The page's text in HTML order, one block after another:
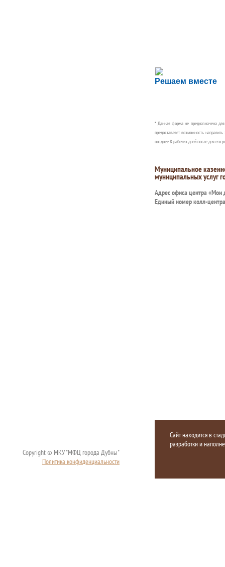
Решаем вместе
Сложности с
Сообщите об этом
* Данная форма не предназначена
предоставляет возможность
позднее 8 рабочих дней после дня его
Муниципальное
муниципальных услуг
Адрес офиса центра «Мои
Единый номер колл-
Copyright © МКУ "МФЦ города Дубны"
Политика конфиденциальности
Сайт находится в
разработки и